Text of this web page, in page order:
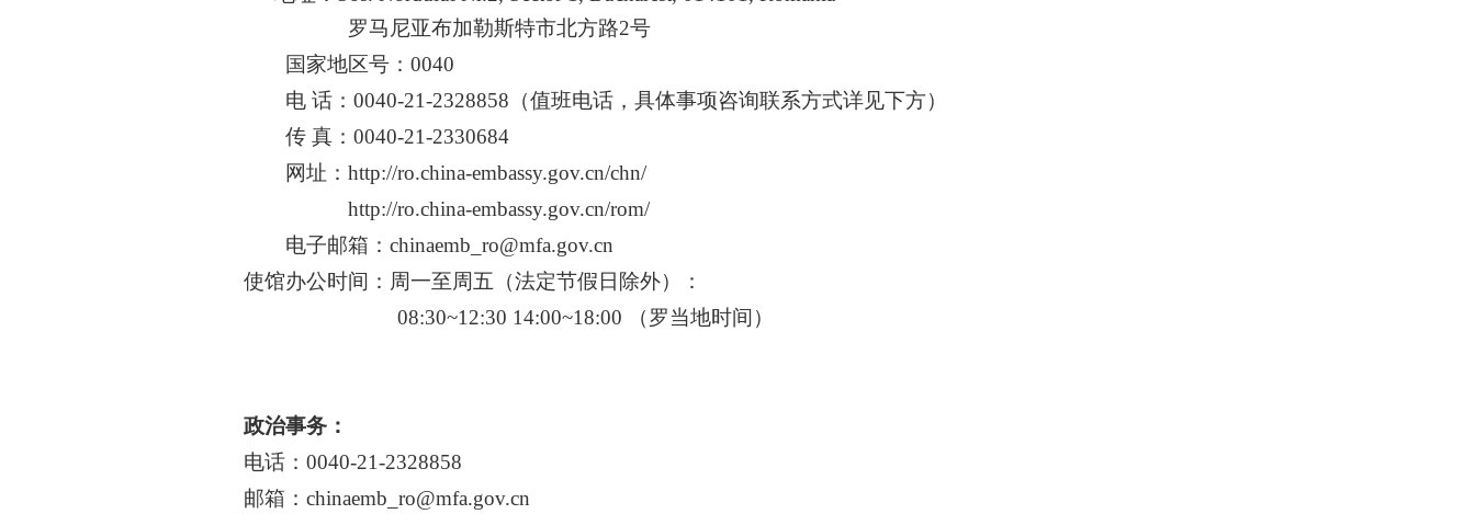
罗马尼亚布加勒斯特市北方路2号
国家地区号 ：0040
电 话： 0040-21-2328858 （值班电话，具体事项咨询联系方式详见下方）
传 真： 0040-21-2330684
网址： http://ro.china-embassy.gov.cn/chn/
http://ro.china-embassy.gov.cn/rom/
电子邮箱： chinaemb_ro@mfa.gov.cn
使馆办公时间：周一至周五（法定节假日除外）：
08:30~12:30 14:00~18:00 （罗当地时间）
政治事务：
电话： 0040-21-2328858
邮箱： chinaemb_ro@mfa.gov.cn